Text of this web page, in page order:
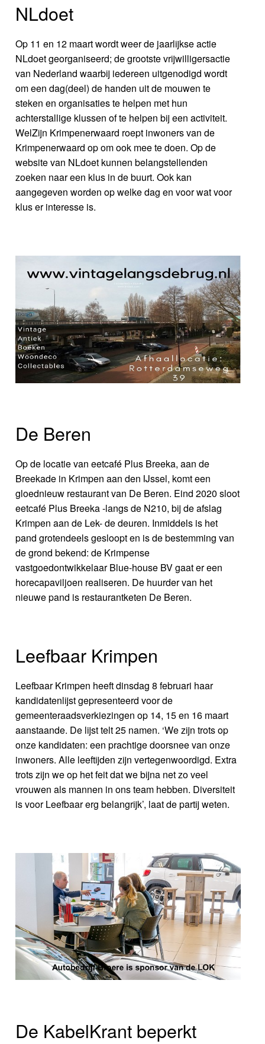
NLdoet
Op 11 en 12 maart wordt weer de jaarlijkse actie
NLdoet georganiseerd; de grootste vrijwilligersactie
van Nederland waarbij iedereen uitgenodigd wordt
om een dag(deel) de handen uit de mouwen te
steken en organisaties te helpen met hun
achterstallige klussen of te helpen bij een activiteit.
WelZijn Krimpenerwaard roept inwoners van de
Krimpenerwaard op om ook mee te doen. Op de
website van NLdoet kunnen belangstellenden
zoeken naar een klus in de buurt. Ook kan
aangegeven worden op welke dag en voor wat voor
klus er interesse is.
De Beren
Op de locatie van eetcafé Plus Breeka, aan de
Breekade in Krimpen aan den IJssel, komt een
gloednieuw restaurant van De Beren. Eind 2020 sloot
eetcafé Plus Breeka -langs de N210, bij de afslag
Krimpen aan de Lek- de deuren. Inmiddels is het
pand grotendeels gesloopt en is de bestemming van
de grond bekend: de Krimpense
vastgoedontwikkelaar Blue-house BV gaat er een
horecapaviljoen realiseren. De huurder van het
nieuwe pand is restaurantketen De Beren.
Leefbaar Krimpen
Leefbaar Krimpen heeft dinsdag 8 februari haar
kandidatenlijst gepresenteerd voor de
gemeenteraadsverkiezingen op 14, 15 en 16 maart
aanstaande. De lijst telt 25 namen. ‘We zijn trots op
onze kandidaten: een prachtige doorsnee van onze
inwoners. Alle leeftijden zijn vertegenwoordigd. Extra
trots zijn we op het feit dat we bijna net zo veel
vrouwen als mannen in ons team hebben. Diversiteit
is voor Leefbaar erg belangrijk’, laat de partij weten.
De KabelKrant beperkt